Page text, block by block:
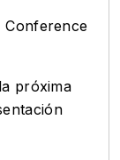
Conference
próxima